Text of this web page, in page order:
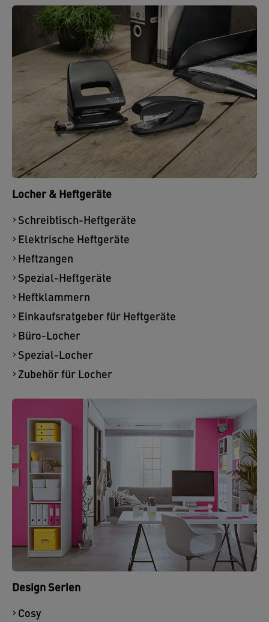
Locher & Heftgeräte
Schreibtisch-Heftgeräte
Elektrische Heftgeräte
Heftzangen
Spezial-Heftgeräte
Heftklammern
Einkaufsratgeber für Heftgeräte
Büro-Locher
Spezial-Locher
Zubehör für Locher
Design Serien
Cosy